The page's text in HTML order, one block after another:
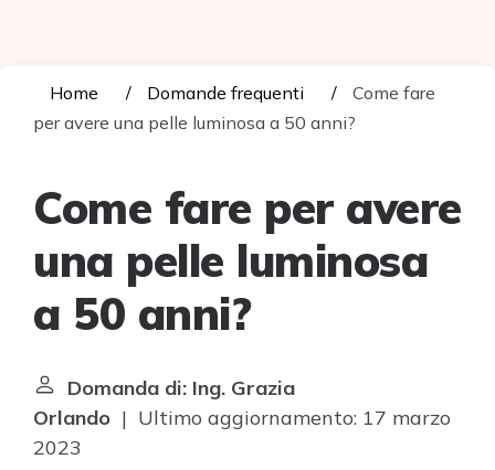
Home Domande frequenti
Come fare
per avere una pelle luminosa a 50 anni?
Come fare per avere
una pelle luminosa
a 50 anni?
Domanda di: Ing. Grazia
Orlando | Ultimo aggiornamento: 17 marzo
2023